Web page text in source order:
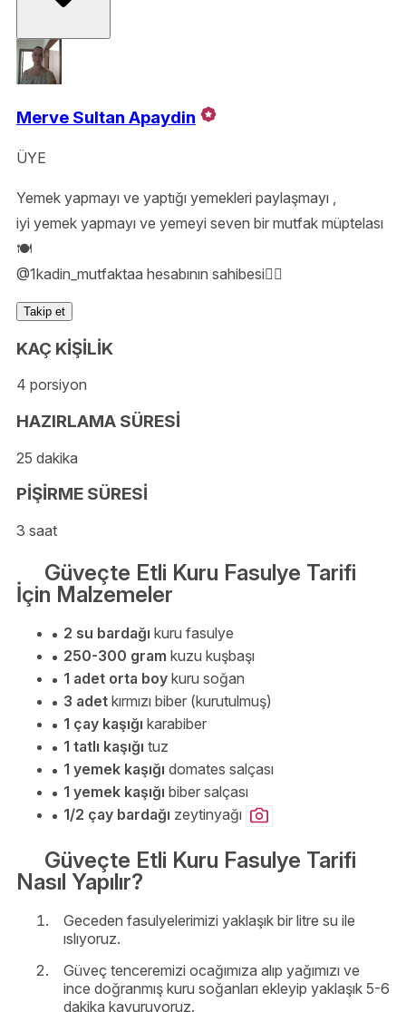
Merve Sultan Apaydin
ÜYE
Yemek yapmayı ve yaptığı yemekleri paylaşmayı ,
iyi yemek yapmayı ve yemeyi seven bir mutfak müptelası
🍽️
@1kadin_mutfaktaa hesabının sahibesi💁‍♀️
Takip et
KAÇ KİŞİLİK
4 porsiyon
HAZIRLAMA SÜRESİ
25 dakika
PİŞİRME SÜRESİ
3 saat
Güveçte Etli Kuru Fasulye Tarifi
İçin Malzemeler
2 su bardağı kuru fasulye
250-300 gram kuzu kuşbaşı
1 adet orta boy kuru soğan
3 adet kırmızı biber (kurutulmuş)
1 çay kaşığı karabiber
1 tatlı kaşığı tuz
1 yemek kaşığı domates salçası
1 yemek kaşığı biber salçası
1/2 çay bardağı zeytinyağı
Güveçte Etli Kuru Fasulye Tarifi
Nasıl Yapılır?
Geceden fasulyelerimizi yaklaşık bir litre su ile
ıslıyoruz.
Güveç tenceremizi ocağımıza alıp yağımızı ve
ince doğranmış kuru soğanları ekleyip yaklaşık 5-6
dakika kavuruyoruz.